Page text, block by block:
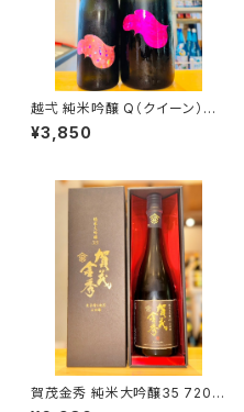
越弌 純米吟醸 Q（クイーン） 1
800ml１本（株式会社越後鶴
亀・新潟県新潟市西蒲区竹野
¥3,850
賀茂金秀 純米大吟醸35 720m